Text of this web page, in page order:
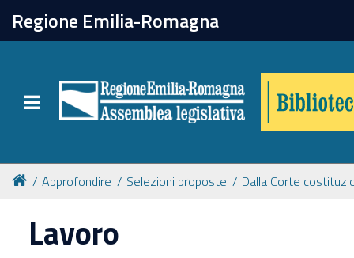
Regione Emilia-Romagna
Toggle navigation
chiudi
Catalogo online
Collezioni
Per approfondire
Approfondire Selezioni proposte Dalla Corte
Lavoro